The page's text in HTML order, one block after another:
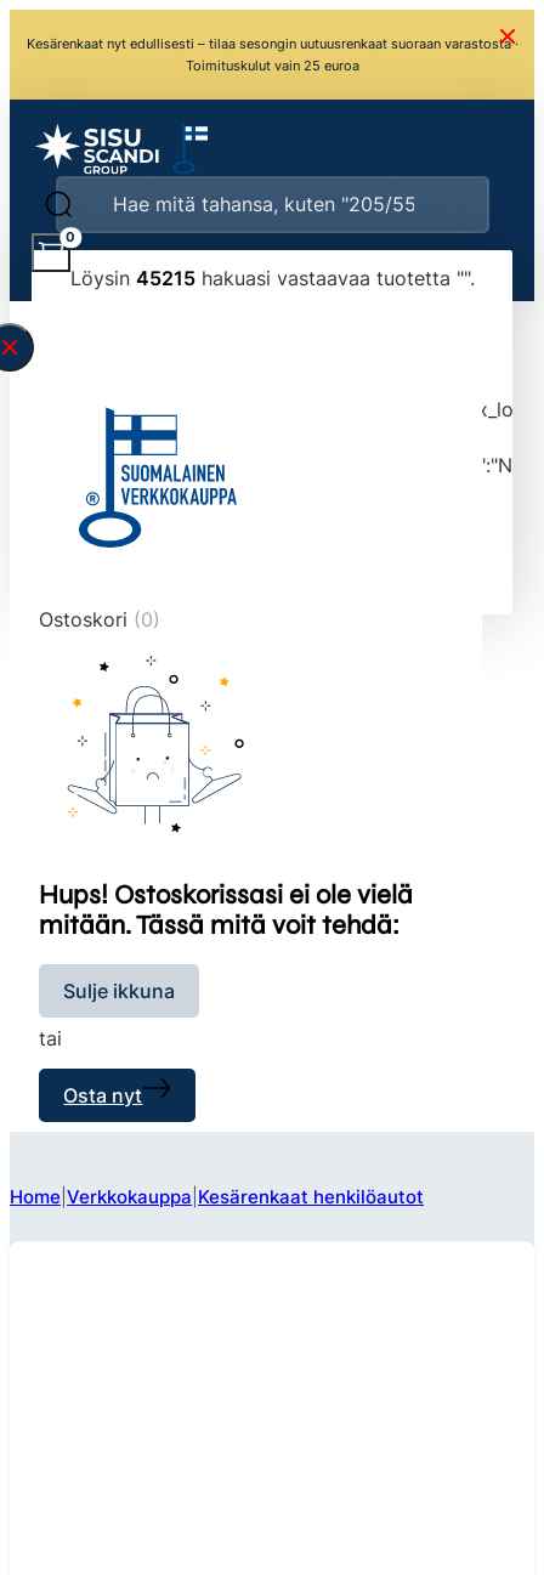
Kesärenkaat nyt edullisesti – tilaa sesongin uutuusrenkaat suoraan varastosta ·
Toimituskulut vain 25 euroa
Löysin 45215hakuasi vastaavaa tuotetta "".
typed the search query correctly.<br>Currently
tmlmvi","meta_query":
data-original-query-vars="[]" data-page="1"
data-max-pages="4522" data-start="1" data-
end="10">
0
Ostoskori (0)
Hups! Ostoskorissasi ei ole vielä
mitään. Tässä mitä voit tehdä:
Sulje ikkuna
tai
Osta nyt
Home Verkkokauppa Kesärenkaat henkilöautot